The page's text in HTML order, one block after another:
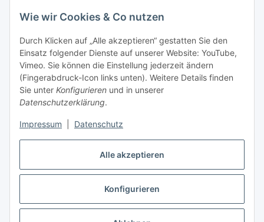
Alle akzeptieren
Konfigurieren
Wie wir Cookies & Co nutzen
Durch Klicken auf „Alle akzeptieren“ gestatten Sie den
Einsatz folgender Dienste auf unserer Website: YouTube,
Vimeo. Sie können die Einstellung jederzeit ändern
(Fingerabdruck-Icon links unten). Weitere Details finden
Sie unter Konfigurieren und in unserer
Datenschutzerklärung.
Impressum Datenschutz
Newsletter Abonnieren
Informationen
Gesetzliche Informationen
* Alle Preise inkl. gesetzlicher USt., zzgl.